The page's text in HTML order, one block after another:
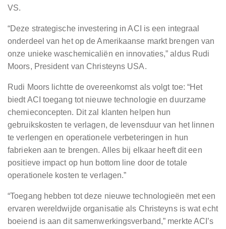
VS.
“Deze strategische investering in ACI is een integraal
onderdeel van het op de Amerikaanse markt brengen van
onze unieke waschemicaliën en innovaties,” aldus Rudi
Moors, President van Christeyns USA.
Rudi Moors lichtte de overeenkomst als volgt toe: “Het
biedt ACI toegang tot nieuwe technologie en duurzame
chemieconcepten. Dit zal klanten helpen hun
gebruikskosten te verlagen, de levensduur van het linnen
te verlengen en operationele verbeteringen in hun
fabrieken aan te brengen. Alles bij elkaar heeft dit een
positieve impact op hun bottom line door de totale
operationele kosten te verlagen.”
“Toegang hebben tot deze nieuwe technologieën met een
ervaren wereldwijde organisatie als Christeyns is wat echt
boeiend is aan dit samenwerkingsverband,” merkte ACI’s